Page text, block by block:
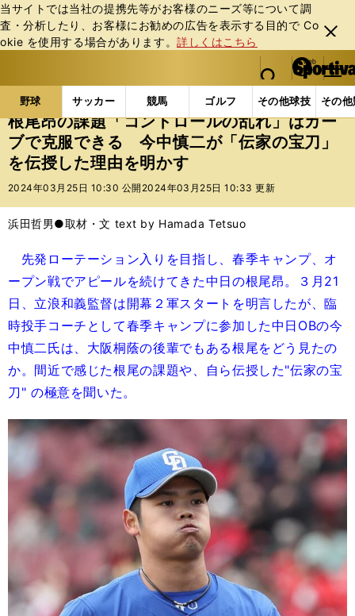
当サイトでは当社の提携先等がお客様のニーズ等について調
査・分析したり、お客様にお勧めの広告を表⽰する⽬的で Co
okie を使⽤する場合があります。詳しくはこちら
閉じ
る
web Sportiva (webスポルティーバ)
検索
マイペ
ー
ジ
メニュ
野球 サッカー 競馬 ゴルフ その他球技 その
b
ス
ポ
ル
テ
ー
バ
野球の記事一覧 プロ野球 根尾昂の課題「コントロ
根尾昂の課題「コントロールの乱れ」はカー
ブで克服できる 今中慎二が「伝家の宝刀」
を伝授した理由を明かす
2024年03月25日 10:30 公開 2024年03月25日 10:33 更新
浜田哲男●取材・文 text by Hamada Tetsuo
先発ローテーション入りを目指し、春季キャンプ、オ
ープン戦でアピールを続けてきた中日の根尾昂。３月21
日、立浪和義監督は開幕２軍スタートを明言したが、臨
時投手コーチとして春季キャンプに参加した中日OBの今
中慎二氏は、大阪桐蔭の後輩でもある根尾をどう見たの
か。間近で感じた根尾の課題や、自ら伝授した"伝家の宝
刀" の極意を聞いた。